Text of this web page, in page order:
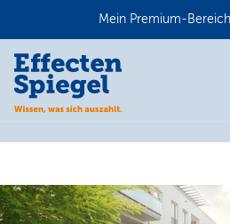
Mein Premium-Bereich